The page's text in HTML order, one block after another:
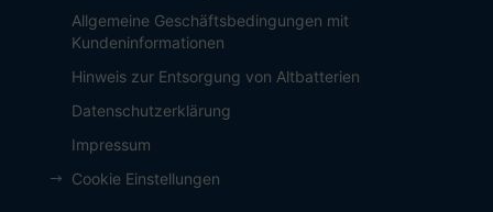
Allgemeine Geschäftsbedingungen mit
Kundeninformationen
Hinweis zur Entsorgung von Altbatterien
Datenschutzerklärung
Impressum
Cookie Einstellungen